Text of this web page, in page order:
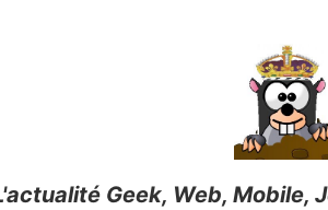
Geek, Web, Mobile,